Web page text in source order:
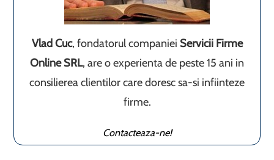
Vlad Cuc, fondatorul companiei Servicii Firme
Online SRL, are o experienta de peste 15 ani in
consilierea clientilor care doresc sa-si infiinteze
firme.
Contacteaza-ne!